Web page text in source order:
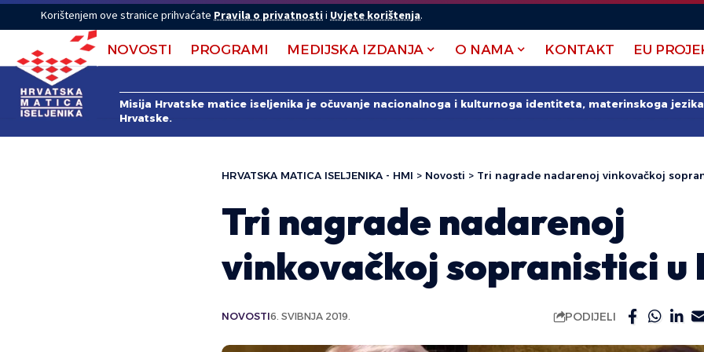
Korištenjem ove stranice prihvaćate Pravila o privatnostii Uvjete korištenja.
NOVOSTI PROGRAMI MEDIJSKA IZDANJA O NAMA KONTAKT EU
Misija Hrvatske matice iseljenika je očuvanje nacionalnoga i kulturnoga identiteta, materinskoga
Hrvatske.
HRVATSKA MATICA ISELJENIKA - HMI > Novosti > Tri nagrade nadarenoj vinkovačkoj
Tri nagrade nadarenoj
vinkovačkoj sopranistici u
NOVOSTI6. SVIBNJA 2019. PODIJELI